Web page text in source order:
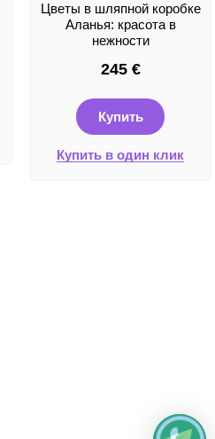
Цветы в шляпной коробке
Аланья: красота в
нежности
245 €
Купить
Купить в один клик